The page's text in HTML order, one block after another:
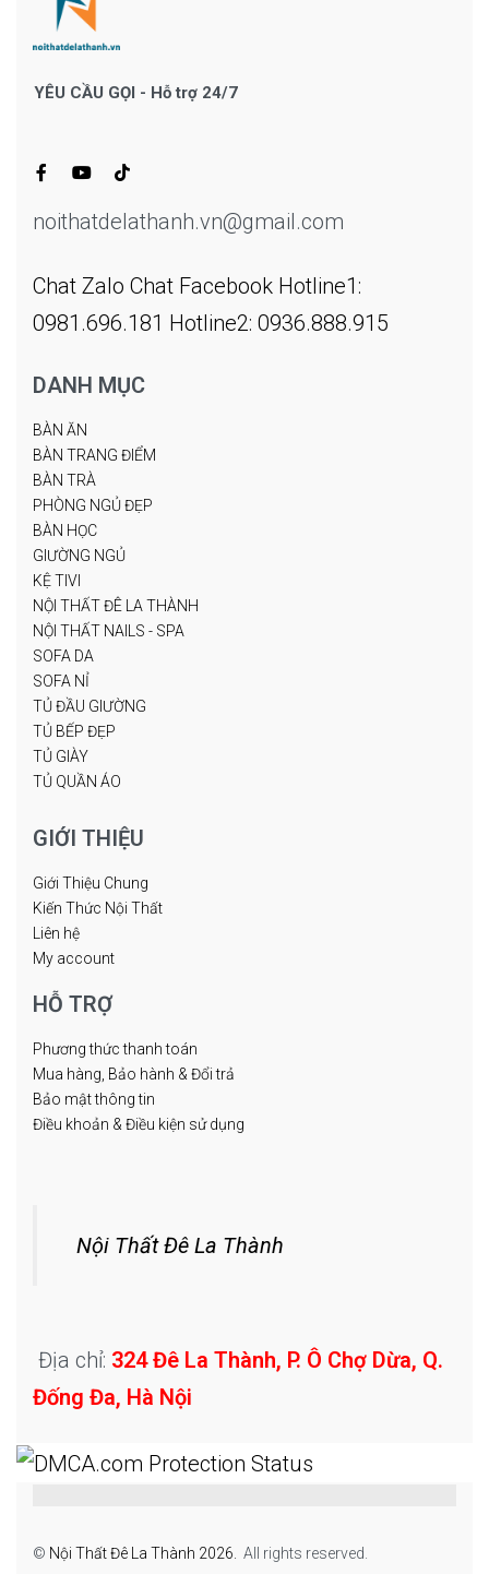
YÊU CẦU GỌI - Hỗ trợ 24/7
noithatdelathanh.vn@gmail.com
Chat Zalo Chat Facebook Hotline1:
0981.696.181 Hotline2: 0936.888.915
DANH MỤC
BÀN ĂN
BÀN TRANG ĐIỂM
BÀN TRÀ
PHÒNG NGỦ ĐẸP
BÀN HỌC
GIƯỜNG NGỦ
KỆ TIVI
NỘI THẤT ĐÊ LA THÀNH
NỘI THẤT NAILS - SPA
SOFA DA
SOFA NỈ
TỦ ĐẦU GIƯỜNG
TỦ BẾP ĐẸP
TỦ GIÀY
TỦ QUẦN ÁO
GIỚI THIỆU
Giới Thiệu Chung
Kiến Thức Nội Thất
Liên hệ
My account
HỖ TRỢ
Phương thức thanh toán
Mua hàng, Bảo hành & Đổi trả
Bảo mật thông tin
Điều khoản & Điều kiện sử dụng
Nội Thất Đê La Thành
Địa chỉ: 324 Đê La Thành, P. Ô Chợ Dừa, Q.
Đống Đa, Hà Nội
© Nội Thất Đê La Thành 2026. All rights reserved.